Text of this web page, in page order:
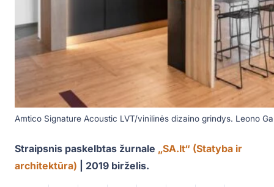
Amtico Signature Acoustic LVT/vinilinės dizaino grindys. Leono
Straipsnis paskelbtas žurnale „SA.lt“ (Statyba ir
architektūra) | 2019 birželis.